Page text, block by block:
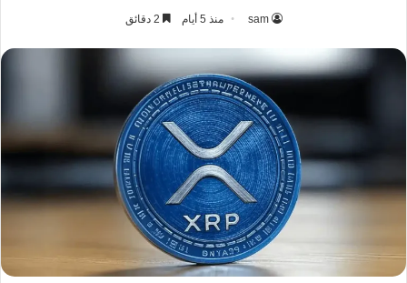
sam منذ 5 أيام